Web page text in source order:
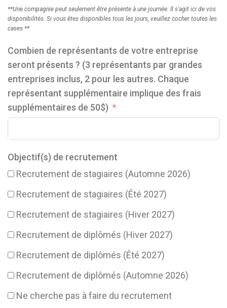
**Une compagnie peut seulement être présente à une journée. Il s'agit ici de vos
disponibilités. Si vous êtes disponibles tous les jours, veuillez cocher toutes les
cases **
Combien de représentants de votre entreprise
seront présents ? (3 représentants par grandes
entreprises inclus, 2 pour les autres. Chaque
représentant supplémentaire implique des frais
supplémentaires de 50$)
Objectif(s) de recrutement
Recrutement de stagiaires (Automne 2026)
Recrutement de stagiaires (Été 2027)
Recrutement de stagiaires (Hiver 2027)
Recrutement de diplômés (Hiver 2027)
Recrutement de diplômés (Été 2027)
Recrutement de diplômés (Automne 2026)
Ne cherche pas à faire du recrutement